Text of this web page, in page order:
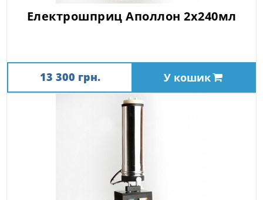
Електрошприц Аполлон 2х240мл
13 300 грн. У кошик